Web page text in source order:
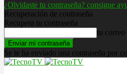
¿Olvidaste tu contraseña? consigue
Recuperación de contraseña
Recupera tu contraseña
tu
Se te ha enviado una contraseña por